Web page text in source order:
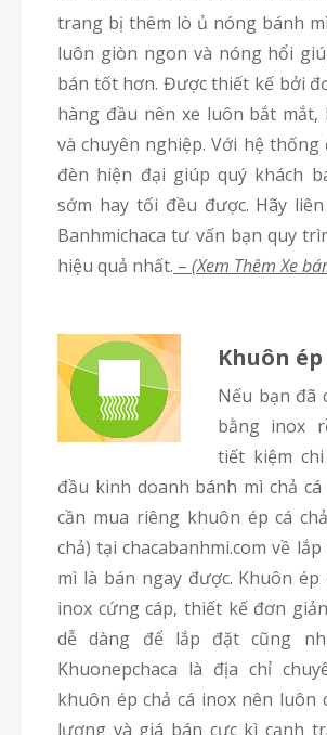
trang bị thêm lò ủ nóng bánh
luôn giòn ngon và nóng hổi
bán tốt hơn. Được thiết kế bởi
hàng đầu nên xe luôn bắt
và chuyên nghiệp. Với hệ thống
đèn hiện đại giúp quý khách
sớm hay tối đều được. Hãy
Banhmichaca tư vấn bạn quy
hiệu quả nhất. – (Xem Thêm Xe
Khuôn ép
Nếu bạn đã có 1 chiếc xe
bằng inox
tiết kiệm
đầu kinh doanh bánh mì chả
cần mua riêng khuôn ép cá
chả) tại chacabanhmi.com về
mì là bán ngay được. Khuôn
inox cứng cáp, thiết kế đơn
dễ dàng để lắp đặt cũng
Khuonepchaca là địa chỉ
khuôn ép chả cá inox nên luôn
lượng và giá bán cực kì cạnh